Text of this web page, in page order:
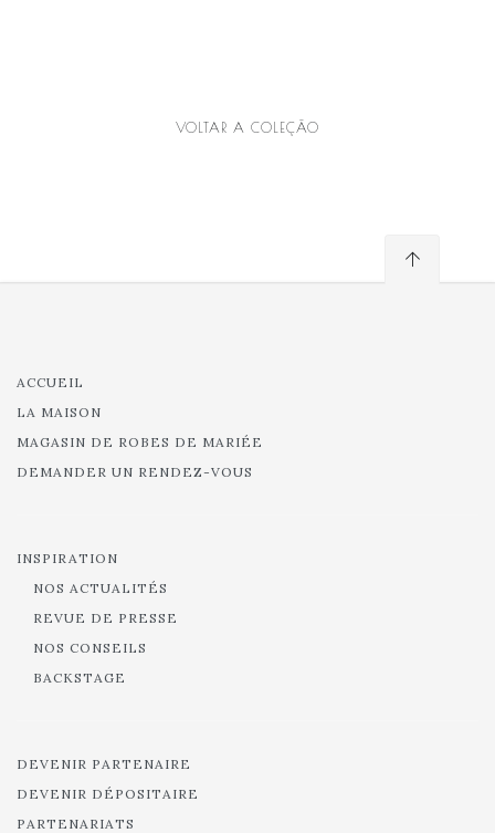
VOLTAR A COLEÇÃO
ACCUEIL
LA MAISON
MAGASIN DE ROBES DE MARIÉE
DEMANDER UN RENDEZ-VOUS
INSPIRATION
NOS ACTUALITÉS
REVUE DE PRESSE
NOS CONSEILS
BACKSTAGE
DEVENIR PARTENAIRE
DEVENIR DÉPOSITAIRE
PARTENARIATS